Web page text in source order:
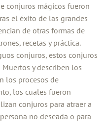
conjuros mágicos fueron
el éxito de las grandes
de otras formas de
recetas y práctica.
conjuros, estos conjuros
y describen los
los procesos de
los cuales fueron
conjuros para atraer a
no deseada o para